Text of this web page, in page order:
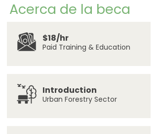
Acerca de la beca
$18/hr
Paid Training & Education
Introduction
Urban Forestry Sector